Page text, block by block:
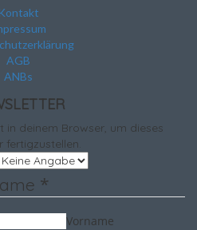
Kontakt
AGB
ANBs
in deinem Browser, um dieses
fertigzustellen.
*
Vorname